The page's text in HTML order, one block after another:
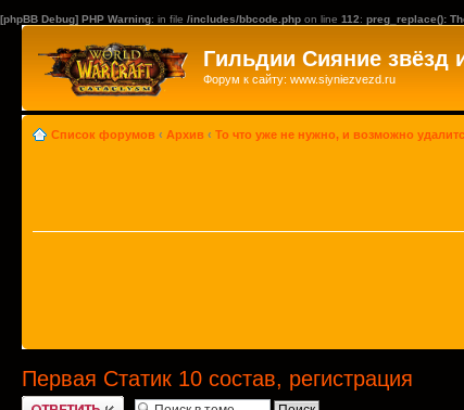
[phpBB Debug] PHP Warning: in file /includes/bbcode.php on line 112: preg_replace():
Гильдии Сияние звёзд
Форум к сайту: www.siyniezvezd.ru
Список форумов ‹ Архив ‹ То что уже не нужно, и возможно
Первая Статик 10 состав, регистрация
Ответить